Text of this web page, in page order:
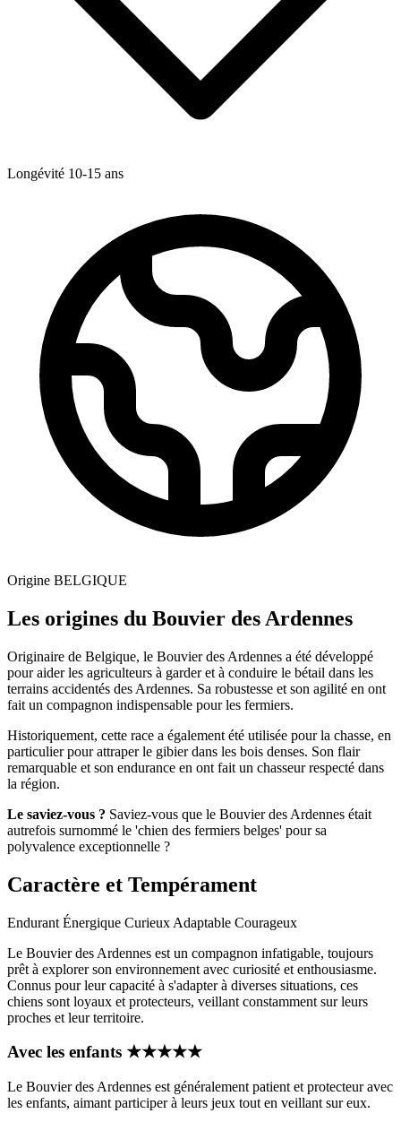
Longévité 10-15 ans
Origine BELGIQUE
Les origines du Bouvier des Ardennes
Originaire de Belgique, le Bouvier des Ardennes a été développé
pour aider les agriculteurs à garder et à conduire le bétail dans les
terrains accidentés des Ardennes. Sa robustesse et son agilité en ont
fait un compagnon indispensable pour les fermiers.
Historiquement, cette race a également été utilisée pour la chasse, en
particulier pour attraper le gibier dans les bois denses. Son flair
remarquable et son endurance en ont fait un chasseur respecté dans
la région.
Le saviez-vous ? Saviez-vous que le Bouvier des Ardennes était
autrefois surnommé le 'chien des fermiers belges' pour sa
polyvalence exceptionnelle ?
Caractère et Tempérament
Endurant Énergique Curieux Adaptable Courageux
Le Bouvier des Ardennes est un compagnon infatigable, toujours
prêt à explorer son environnement avec curiosité et enthousiasme.
Connus pour leur capacité à s'adapter à diverses situations, ces
chiens sont loyaux et protecteurs, veillant constamment sur leurs
proches et leur territoire.
Avec les enfants ★★★★★
Le Bouvier des Ardennes est généralement patient et protecteur avec
les enfants, aimant participer à leurs jeux tout en veillant sur eux.